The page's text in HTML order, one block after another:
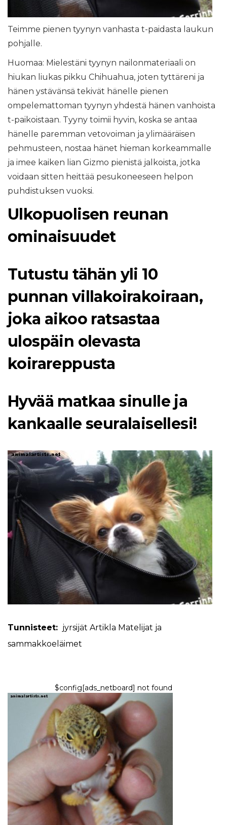
Teimme pienen tyynyn vanhasta t-paidasta laukun
pohjalle.
Huomaa: Mielestäni tyynyn nailonmateriaali on
hiukan liukas pikku Chihuahua, joten tyttäreni ja
hänen ystävänsä tekivät hänelle pienen
ompelemattoman tyynyn yhdestä hänen vanhoista
t-paikoistaan. Tyyny toimii hyvin, koska se antaa
hänelle paremman vetovoiman ja ylimääräisen
pehmusteen, nostaa hänet hieman korkeammalle
ja imee kaiken lian Gizmo pienistä jalkoista, jotka
voidaan sitten heittää pesukoneeseen helpon
puhdistuksen vuoksi.
Ulkopuolisen reunan
ominaisuudet
Tutustu tähän yli 10
punnan villakoirakoiraan,
joka aikoo ratsastaa
ulospäin olevasta
koirareppusta
Hyvää matkaa sinulle ja
kankaalle seuralaisellesi!
Tunnisteet: jyrsijät Artikla Matelijat ja
sammakkoeläimet
$config[ads_netboard] not found
MATELIJAT JA SAMMAKKOELÄIMET
Kuinka luoda luontotyyppi
lemmikkisisällesi